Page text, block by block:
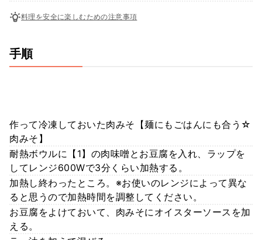
料理を安全に楽しむための注意事項
手順
作って冷凍しておいた肉みそ【麺にもごはんにも合う☆
肉みそ】
耐熱ボウルに【1】の肉味噌とお豆腐を入れ、ラップを
してレンジ600Wで3分くらい加熱する。
加熱し終わったところ。※お使いのレンジによって異な
ると思うので加熱時間を調整してください。
お豆腐をよけておいて、肉みそにオイスターソースを加
える。